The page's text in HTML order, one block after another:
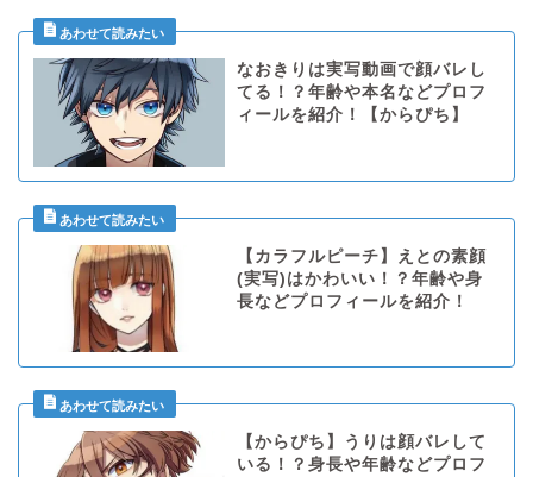
なおきりは実写動画で顔バレし
てる！？年齢や本名などプロフ
ィールを紹介！【からぴち】
【カラフルピーチ】えとの素顔
(実写)はかわいい！？年齢や身
長などプロフィールを紹介！
【からぴち】うりは顔バレして
いる！？身長や年齢などプロフ